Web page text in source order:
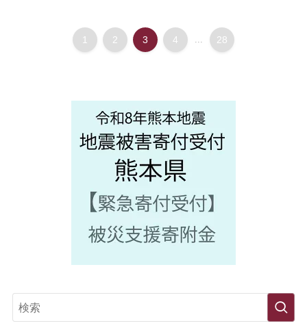
1 2 3 4 ... 28